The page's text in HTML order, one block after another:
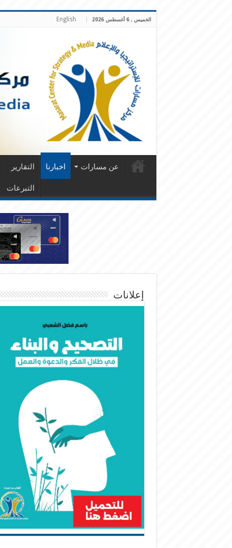
الخميس , 6 أغسطس 2026 English
عن مسارات اخبارنا التقارير
التبرعات
إعلانات